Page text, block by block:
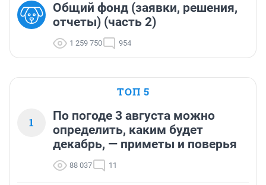
Общий фонд (заявки, решения,
отчеты) (часть 2)
1 259 750 954
ТОП 5
1
По погоде 3 августа можно
определить, каким будет
декабрь, — приметы и поверья
88 037 11